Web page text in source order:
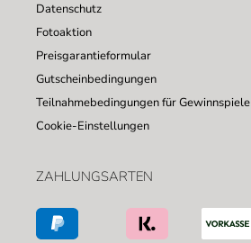
Datenschutz
Fotoaktion
Preisgarantieformular
Gutscheinbedingungen
Teilnahmebedingungen für Gewinnspiele
Cookie-Einstellungen
ZAHLUNGSARTEN